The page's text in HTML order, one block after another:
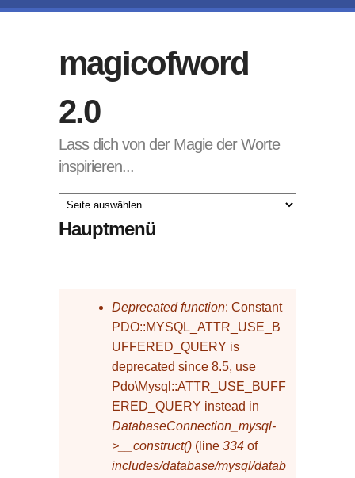
magicofword
2.0
Lass dich von der Magie der Worte
inspirieren...
Hauptmenü
Fehlermeldung
Deprecated function: Constant
PDO::MYSQL_ATTR_USE_B
UFFERED_QUERY is
deprecated since 8.5, use
Pdo\Mysql::ATTR_USE_BUFF
ERED_QUERY instead in
DatabaseConnection_mysql-
>__construct() (line 334 of
includes/database/mysql/datab